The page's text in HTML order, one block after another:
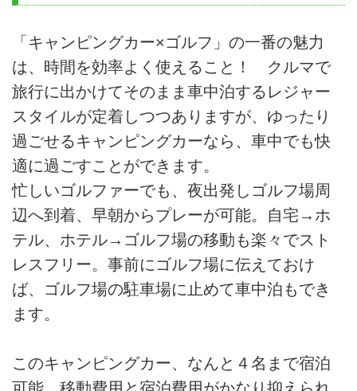
「キャンピングカー×ゴルフ」の一番の魅力
は、時間を効率よく使えること！ クルマで
旅行に出かけてそのまま車中泊するレジャー
スタイルが定着しつつありますが、ゆったり
過ごせるキャンピングカーなら、車中でも快
適に過ごすことができます。
忙しいゴルファーでも、夜出発しゴルフ場周
辺へ到着、早朝からプレーが可能。自宅→ホ
テル、ホテル→ゴルフ場の移動も楽々でスト
レスフリー。事前にゴルフ場に伝えておけ
ば、ゴルフ場の駐車場に止めて車中泊もでき
ます。
このキャンピングカー、なんと４名まで宿泊